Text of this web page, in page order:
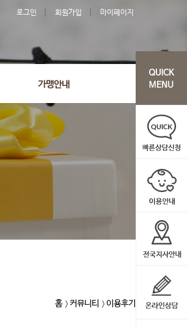
로그인 회원가입 마이페이지
가맹안내
desc limit 1 asdasf
홈 커뮤니티 이용후기